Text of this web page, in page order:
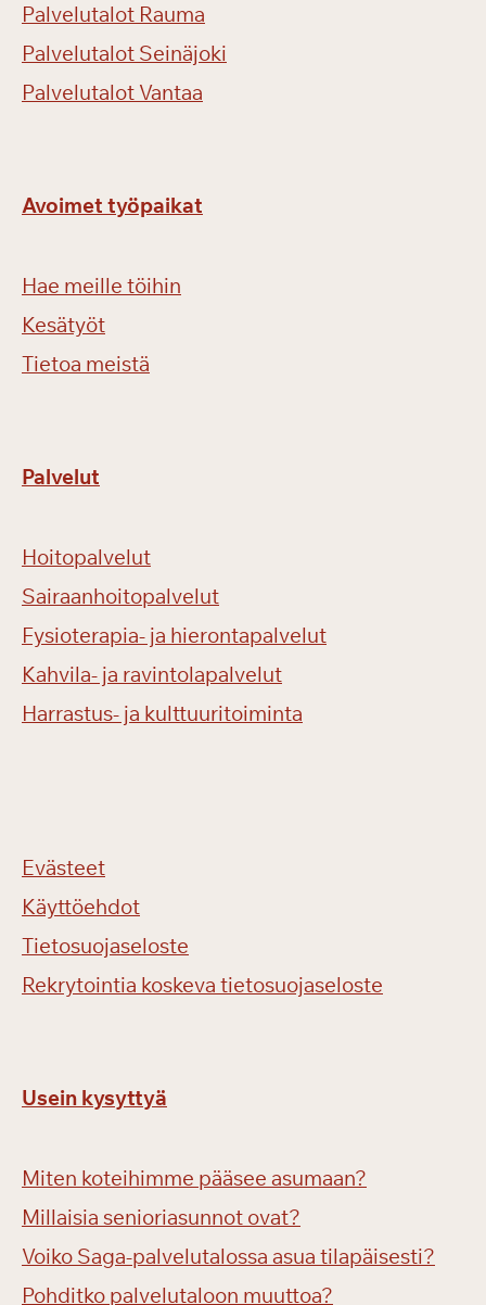
Palvelutalot Rauma
Palvelutalot Seinäjoki
Palvelutalot Vantaa
Avoimet työpaikat
Hae meille töihin
Kesätyöt
Tietoa meistä
Palvelut
Hoitopalvelut
Sairaanhoitopalvelut
Fysioterapia- ja hierontapalvelut
Kahvila- ja ravintolapalvelut
Harrastus- ja kulttuuritoiminta
Evästeet
Käyttöehdot
Tietosuojaseloste
Rekrytointia koskeva tietosuojaseloste
Usein kysyttyä
Miten koteihimme pääsee asumaan?
Millaisia senioriasunnot ovat?
Voiko Saga-palvelutalossa asua tilapäisesti?
Pohditko palvelutaloon muuttoa?